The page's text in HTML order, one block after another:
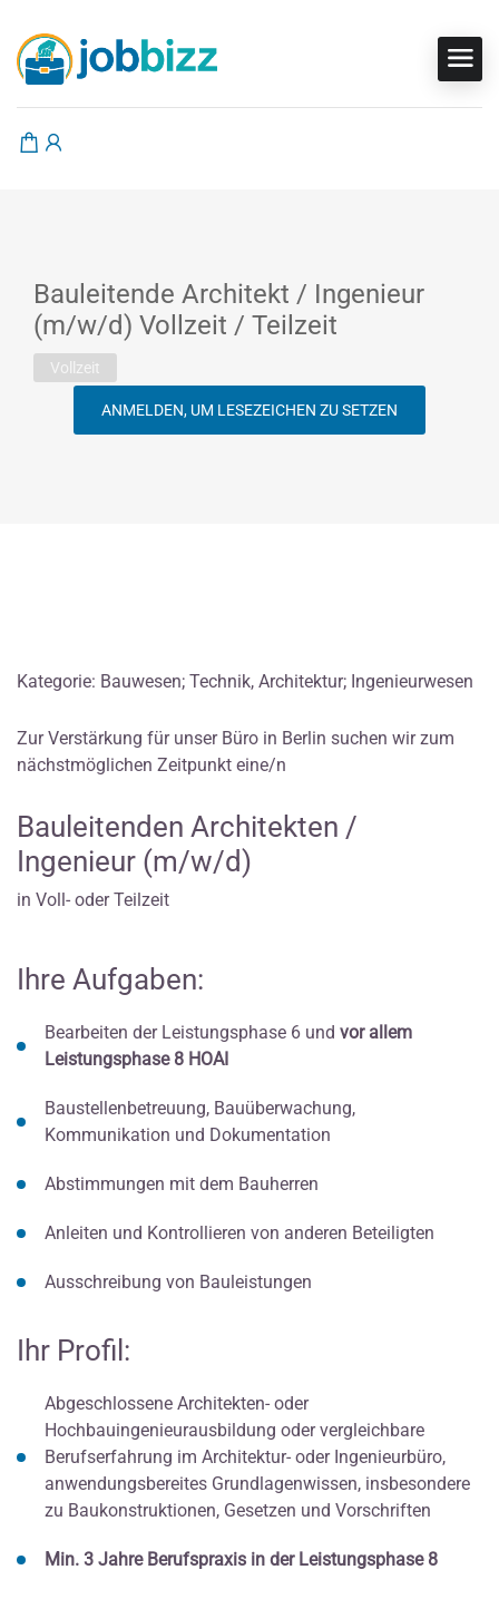
Bauleitende Architekt / Ingenieur
(m/w/d) Vollzeit / Teilzeit
Vollzeit
ANMELDEN, UM LESEZEICHEN ZU SETZEN
Kategorie: Bauwesen; Technik, Architektur; Ingenieurwesen
Zur Verstärkung für unser Büro in Berlin suchen wir zum
nächstmöglichen Zeitpunkt eine/n
Bauleitenden Architekten /
Ingenieur (m/w/d)
in Voll- oder Teilzeit
Ihre Aufgaben:
Bearbeiten der Leistungsphase 6 und vor allem
Leistungsphase 8 HOAI
Baustellenbetreuung, Bauüberwachung,
Kommunikation und Dokumentation
Abstimmungen mit dem Bauherren
Anleiten und Kontrollieren von anderen Beteiligten
Ausschreibung von Bauleistungen
Ihr Profil:
Abgeschlossene Architekten- oder
Hochbauingenieurausbildung oder vergleichbare
Berufserfahrung im Architektur- oder Ingenieurbüro,
anwendungsbereites Grundlagenwissen, insbesondere
zu Baukonstruktionen, Gesetzen und Vorschriften
Min. 3 Jahre Berufspraxis in der Leistungsphase 8